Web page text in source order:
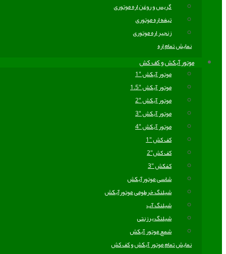
گریس و روغن اره موتوری
تیغه اره موتوری
زنجیر اره موتوری
نمایش تمام اره
موتور آبکش و کف کش
موتور آبکش "1
موتور آبکش "1.5
موتور آبکش "2
موتور آبکش "3
موتور آبکش "4
کف کش "1
کف کش"2
کفکش "3
شاسی موتورآبکش
شیلنگ خرطومی موتورآبکش
شیلنگ آب
شیلنگ برزنتی
شمع موتور آبکش
نمایش تمام موتور آبکش و کف کش